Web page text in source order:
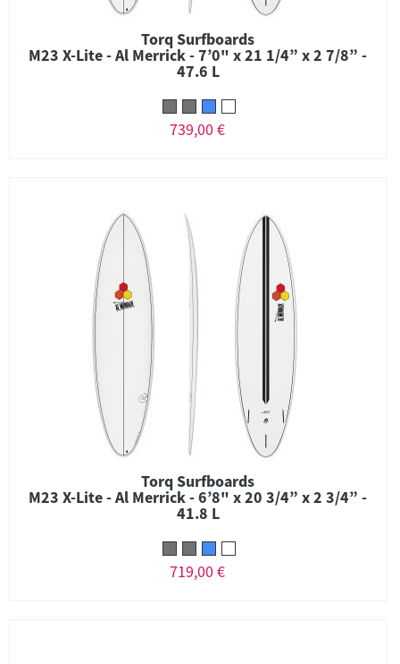
Torq Surfboards
M23 X-Lite - Al Merrick - 7’0" x 21 1/4” x 2 7/8” -
47.6 L
739,00 €
Torq Surfboards
M23 X-Lite - Al Merrick - 6’8" x 20 3/4” x 2 3/4” -
41.8 L
719,00 €